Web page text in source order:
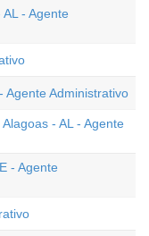
- Agente
Agente Administrativo
- AL - Agente
- Agente